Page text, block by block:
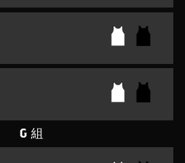
G 組